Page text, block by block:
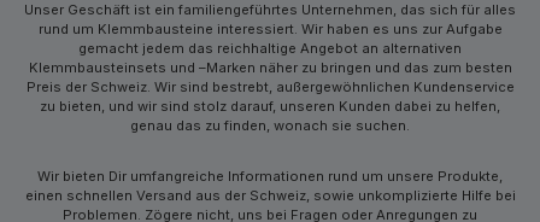
Unser Geschäft ist ein familiengeführtes Unternehmen, das sich für alles
rund um Klemmbausteine interessiert. Wir haben es uns zur Aufgabe
gemacht jedem das reichhaltige Angebot an alternativen
Klemmbausteinsets und –Marken näher zu bringen und das zum besten
Preis der Schweiz. Wir sind bestrebt, außergewöhnlichen Kundenservice
zu bieten, und wir sind stolz darauf, unseren Kunden dabei zu helfen,
genau das zu finden, wonach sie suchen.
Wir bieten Dir umfangreiche Informationen rund um unsere Produkte,
einen schnellen Versand aus der Schweiz, sowie unkomplizierte Hilfe bei
Problemen. Zögere nicht, uns bei Fragen oder Anregungen zu